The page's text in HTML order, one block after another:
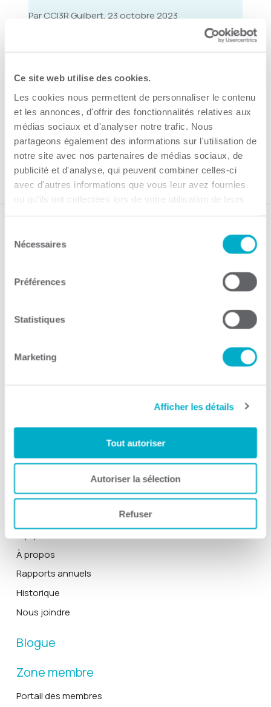
Ce site web utilise des cookies.
Les cookies nous permettent de personnaliser le contenu
et les annonces, d'offrir des fonctionnalités relatives aux
médias sociaux et d'analyser notre trafic. Nous
partageons également des informations sur l'utilisation de
notre site avec nos partenaires de médias sociaux, de
publicité et d'analyse, qui peuvent combiner celles-ci
avec d'autres informations que vous leur avez fournies
ou qu'ils ont collectées lors de votre utilisation de leurs
Nécessaires
Préférences
Statistiques
Marketing
Afficher les détails
Tout autoriser
Autoriser la sélection
Refuser
Par CCI3R Guilbert, 23 octobre 2023
ICI Médias
Par CCI3R Guilbert, 23 octobre 2023
Cogeco Média inc.
Par CCI3R Guilbert, 23 octobre 2023
Suivez-nous
Toutes les activités
Solutions TI
Devenir membre
La CCI3R
À propos
Rapports annuels
Historique
Nous joindre
Blogue
Zone membre
Portail des membres